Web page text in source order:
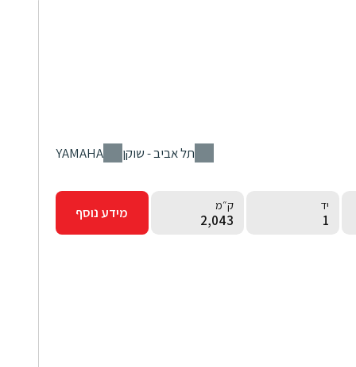
סניף
תל אביב - שוקן יצרן
YAMAHA
יד
1
ק״מ
2,043 מידע נוסף